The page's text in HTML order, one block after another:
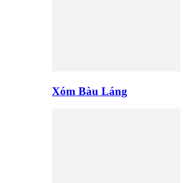
Xóm Bàu Láng